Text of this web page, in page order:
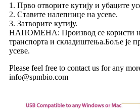
1. Прво отворите кутију и убаците
2. Ставите налепнице на усеве.
3. Затворите кутију.
НАПОМЕНА: Производ се користи
транспорта и складиштења.Боље је
усеве.
Please feel free to contact us for any
info@spmbio.com